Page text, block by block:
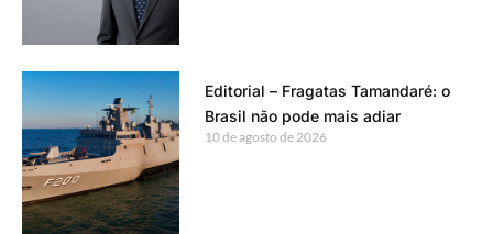
Editorial – Fragatas Tamandaré: o
Brasil não pode mais adiar
10 de agosto de 2026